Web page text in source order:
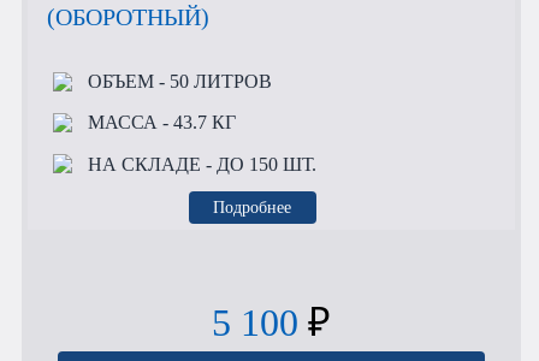
(ОБОРОТНЫЙ)
ОБЪЕМ- 50 ЛИТРОВ
МАССА - 43.7 КГ
НА СКЛАДЕ - ДО 150 ШТ.
Подробнее
5 100 ₽